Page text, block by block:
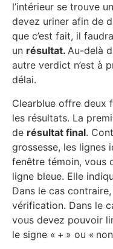
l’intérieur se trouve
devez uriner afin de
que c’est fait, il
un résultat. Au-delà
autre verdict n’est à
délai.
Clearblue offre deux
les résultats. La
de résultat final.
grossesse, les lignes
fenêtre témoin, vous
ligne bleue. Elle
Dans le cas
vérification. Dans le
vous devez pouvoir
le signe « + » ou «